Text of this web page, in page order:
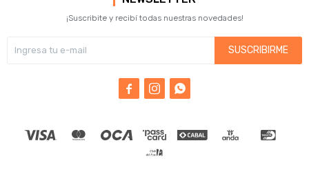
¡Suscribite y recibí todas nuestras novedades!
SUSCRIBIRME
  